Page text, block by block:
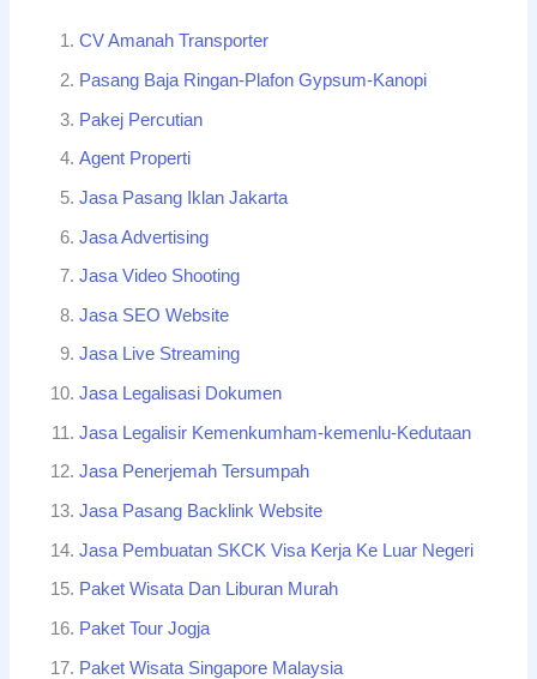
CV Amanah Transporter
Pasang Baja Ringan-Plafon Gypsum-Kanopi
Pakej Percutian
Agent Properti
Jasa Pasang Iklan Jakarta
Jasa Advertising
Jasa Video Shooting
Jasa SEO Website
Jasa Live Streaming
Jasa Legalisasi Dokumen
Jasa Legalisir Kemenkumham-kemenlu-Kedutaan
Jasa Penerjemah Tersumpah
Jasa Pasang Backlink Website
Jasa Pembuatan SKCK Visa Kerja Ke Luar Negeri
Paket Wisata Dan Liburan Murah
Paket Tour Jogja
Paket Wisata Singapore Malaysia